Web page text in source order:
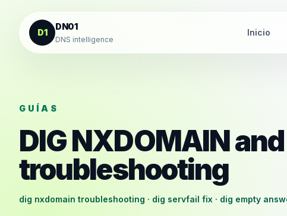
Saltar al contenido
D1
DN01
DNS intelligence
Inicio
GUÍAS
DIG NXDOMAIN
troubleshooting
dig nxdomain troubleshooting · dig servfail fix · dig empty